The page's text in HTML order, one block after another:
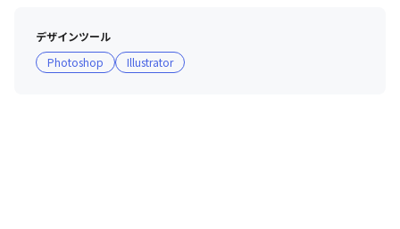
デザインツール
Photoshop
Illustrator